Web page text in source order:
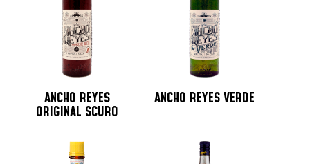
ANCHO REYES
ORIGINAL SCURO
ANCHO REYES VERDE